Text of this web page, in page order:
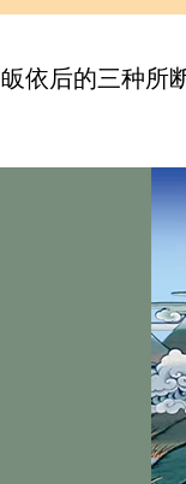
皈依后的三种所